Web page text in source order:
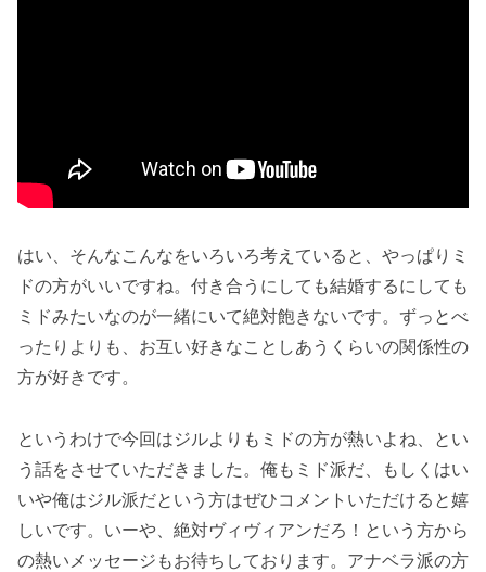
はい、そんなこんなをいろいろ考えていると、やっぱりミ
ドの方がいいですね。付き合うにしても結婚するにしても
ミドみたいなのが一緒にいて絶対飽きないです。ずっとべ
ったりよりも、お互い好きなことしあうくらいの関係性の
方が好きです。
というわけで今回はジルよりもミドの方が熱いよね、とい
う話をさせていただきました。俺もミド派だ、もしくはい
いや俺はジル派だという方はぜひコメントいただけると嬉
しいです。いーや、絶対ヴィヴィアンだろ！という方から
の熱いメッセージもお待ちしております。アナベラ派の方